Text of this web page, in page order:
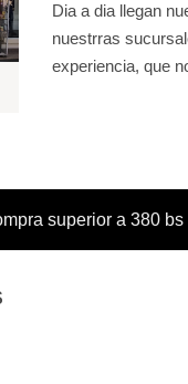
Dia a dia llegan
nuestrras
experiencia, que
superior a 380 bs